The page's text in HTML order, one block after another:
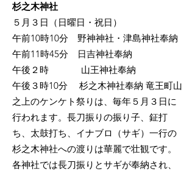
杉之木神社
５月３日（日曜日・祝日）
午前10時10分 野神神社・津島神社奉納
午前11時45分 日吉神社奉納
午後２時 山王神社奉納
午後３時10分 杉之木神社奉納 竜王町山
之上のケンケト祭りは、毎年５月３日に
行われます。長刀振りの振り子、鉦打
ち、太鼓打ち、イナブロ（サギ）一行の
杉之木神社への渡りは華麗で壮観です。
各神社では長刀振りとサギが奉納され、